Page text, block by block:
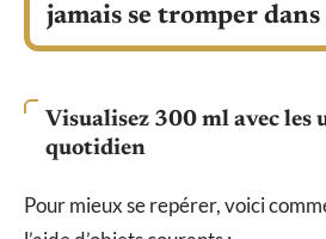
jamais se tromper dans
Visualisez 300 ml avec les
quotidien
Pour mieux se repérer, voici